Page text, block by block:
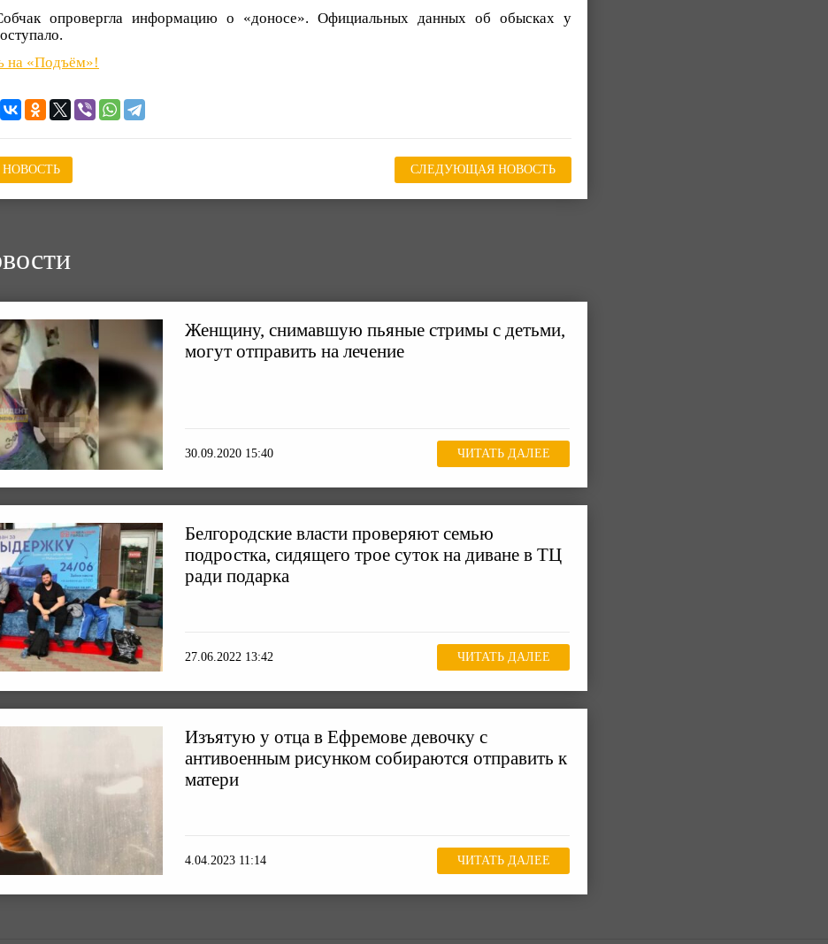
опровергла информацию о «доносе». Официальных данных об обысках у
на «Подъём»!
СЛЕДУЮЩАЯ НОВОСТЬ
Женщину, снимавшую пьяные стримы с детьми,
могут отправить на лечение
30.09.2020 15:40 ЧИТАТЬ ДАЛЕЕ
Белгородские власти проверяют семью
подростка, сидящего трое суток на диване в ТЦ
ради подарка
27.06.2022 13:42 ЧИТАТЬ ДАЛЕЕ
Изъятую у отца в Ефремове девочку с
антивоенным рисунком собираются отправить к
матери
4.04.2023 11:14 ЧИТАТЬ ДАЛЕЕ